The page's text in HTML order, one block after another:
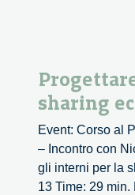
sharing
Event: Corso al
– Incontro con
gli interni per la
13 Time: 29